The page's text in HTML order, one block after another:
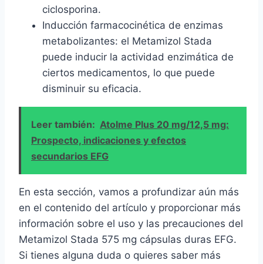
ciclosporina.
Inducción farmacocinética de enzimas
metabolizantes: el Metamizol Stada
puede inducir la actividad enzimática de
ciertos medicamentos, lo que puede
disminuir su eficacia.
Leer también: Atolme Plus 20 mg/12,5 mg:
Prospecto, indicaciones y efectos
secundarios EFG
En esta sección, vamos a profundizar aún más
en el contenido del artículo y proporcionar más
información sobre el uso y las precauciones del
Metamizol Stada 575 mg cápsulas duras EFG.
Si tienes alguna duda o quieres saber más